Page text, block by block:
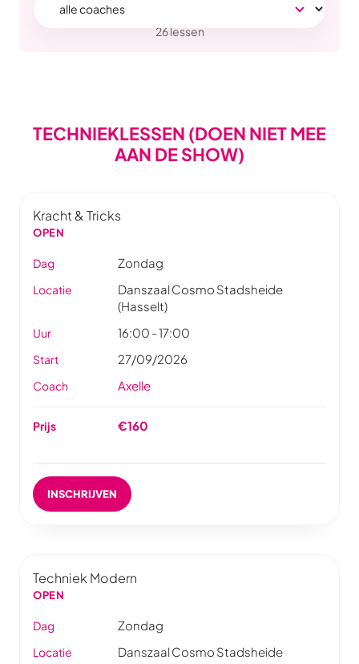
26 lessen
TECHNIEKLESSEN (DOEN NIET MEE
AAN DE SHOW)
Kracht & Tricks
OPEN
Dag Zondag
Locatie
Danszaal Cosmo Stadsheide
(Hasselt)
Uur 16:00 - 17:00
Start 27/09/2026
Coach Axelle
Prijs €160
INSCHRIJVEN
Techniek Modern
OPEN
Dag Zondag
Locatie
Danszaal Cosmo Stadsheide